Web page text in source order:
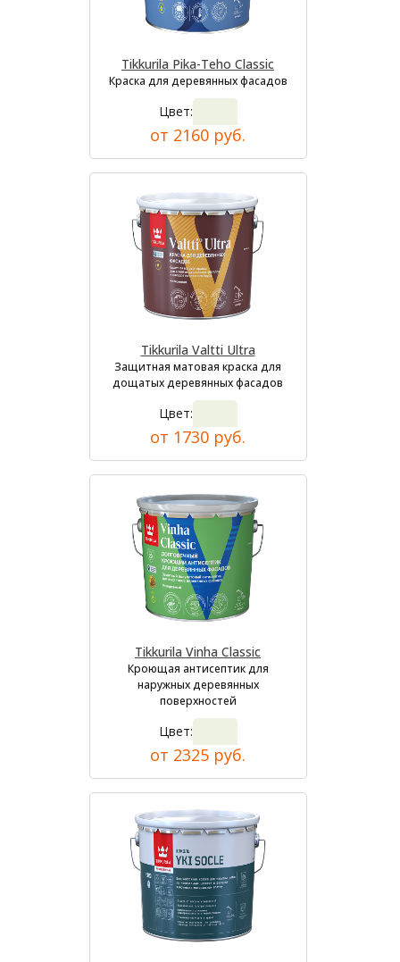
Tikkurila Pika-Teho Classic
Краска для деревянных фасадов
Цвет:
от 2160 руб.
Tikkurila Valtti Ultra
Защитная матовая краска для
дощатых деревянных фасадов
Цвет:
от 1730 руб.
Tikkurila Vinha Classic
Кроющая антисептик для
наружных деревянных
поверхностей
Цвет:
от 2325 руб.